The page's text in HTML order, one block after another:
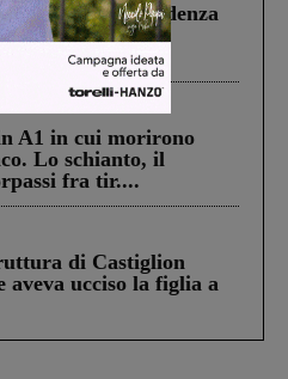
oltre la scadenza
d’Italia: “Un
A1 in cui morirono
Lo schianto, il
fra tir....
di Castiglion
aveva ucciso la figlia a